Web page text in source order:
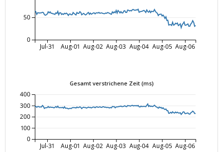
Jul-31 Aug-01 Aug-02 Aug-03 Aug-04 Aug-05 Aug-06
0
50
Gesamt verstrichene Zeit (ms)
Jul-31 Aug-01 Aug-02 Aug-03 Aug-04 Aug-05 Aug-06
0
100
200
300
400